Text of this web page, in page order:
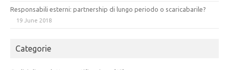
Responsabili esterni: partnership di lungo periodo o scaricabarile?
19 June 2018
Categorie